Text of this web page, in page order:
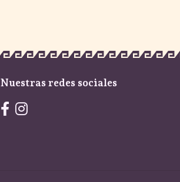
Nuestras redes sociales